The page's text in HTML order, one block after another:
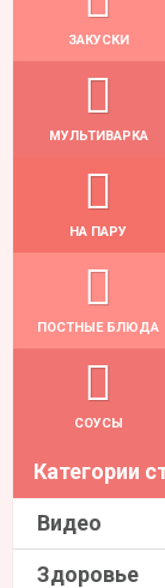
ЗАКУСКИ
МУЛЬТИВАРКА
НА ПАРУ
ПОСТНЫЕ БЛЮДА
СОУСЫ
Категории
Видео
Здоровье